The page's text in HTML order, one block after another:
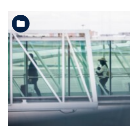
See the